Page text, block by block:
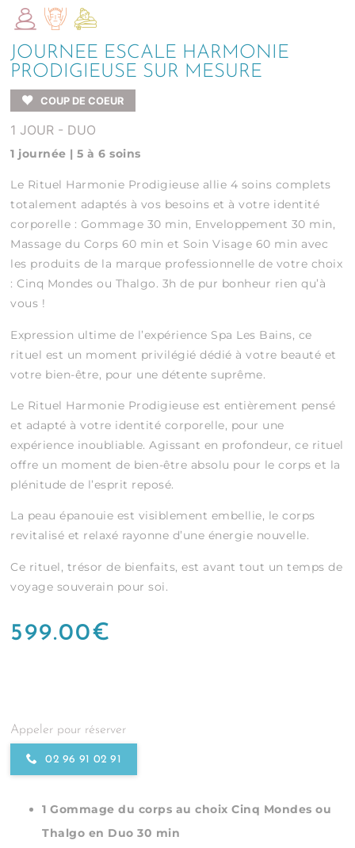
JOURNEE ESCALE HARMONIE
PRODIGIEUSE SUR MESURE
COUP DE COEUR
1 JOUR - DUO
1 journée | 5 à 6 soins
Le Rituel Harmonie Prodigieuse allie 4 soins complets
totalement adaptés à vos besoins et à votre identité
corporelle : Gommage 30 min, Enveloppement 30 min,
Massage du Corps 60 min et Soin Visage 60 min avec
les produits de la marque professionnelle de votre choix
: Cinq Mondes ou Thalgo. 3h de pur bonheur rien qu’à
vous !
Expression ultime de l’expérience Spa Les Bains, ce
rituel est un moment privilégié dédié à votre beauté et
votre bien-être, pour une détente suprême.
Le Rituel Harmonie Prodigieuse est entièrement pensé
et adapté à votre identité corporelle, pour une
expérience inoubliable. Agissant en profondeur, ce rituel
offre un moment de bien-être absolu pour le corps et la
plénitude de l’esprit reposé.
La peau épanouie est visiblement embellie, le corps
revitalisé et relaxé rayonne d’une énergie nouvelle.
Ce rituel, trésor de bienfaits, est avant tout un temps de
voyage souverain pour soi.
599.00€
Appeler pour réserver
02 96 91 02 91
1 Gommage du corps au choix Cinq Mondes ou
Thalgo en Duo 30 min